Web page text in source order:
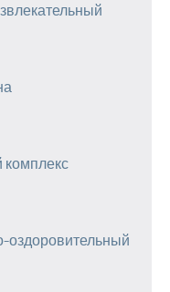
комплекс
оздоровительный